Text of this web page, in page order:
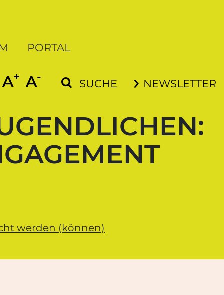
PORTAL
SCHRIFT VERGRÖSSERN
A+ SCHRIFT VERKLEINERN
A- SUCHE NEWSLETTER
werden (können)